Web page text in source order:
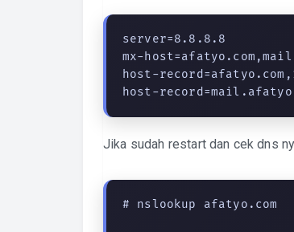
server=8.8.8.8
mx-
host-
host-
Jika sudah restart dan cek dns
# nslookup afatyo.com